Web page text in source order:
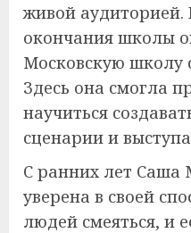
живой аудиторией.
окончания школы
Московскую школу
Здесь она смогла
научиться
сценарии и
С ранних лет Саша
уверена в своей
людей смеяться, и